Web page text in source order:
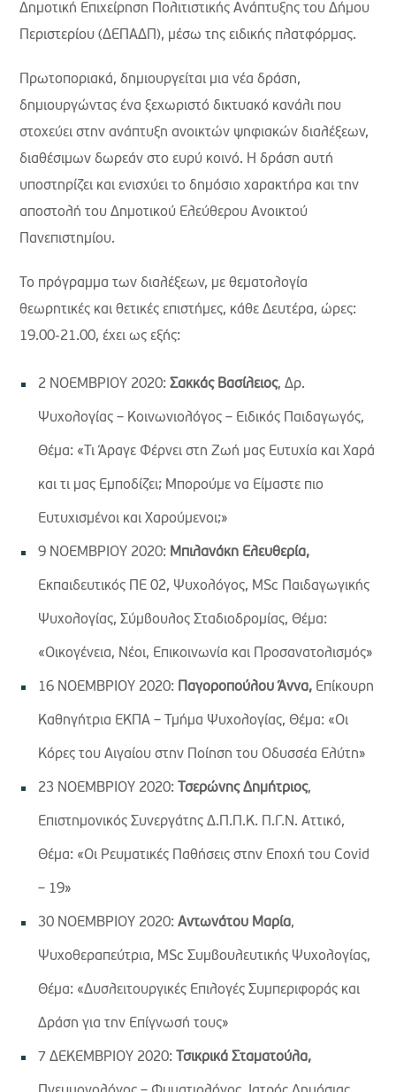
Δημοτική Επιχείρηση Πολιτιστικής Ανάπτυξης του Δήμου
Περιστερίου (ΔΕΠΑΔΠ), μέσω της ειδικής πλατφόρμας.
Πρωτοποριακά, δημιουργείται μια νέα δράση,
δημιουργώντας ένα ξεχωριστό δικτυακό κανάλι που
στοχεύει στην ανάπτυξη ανοικτών ψηφιακών διαλέξεων,
διαθέσιμων δωρεάν στο ευρύ κοινό. Η δράση αυτή
υποστηρίζει και ενισχύει το δημόσιο χαρακτήρα και την
αποστολή του Δημοτικού Ελεύθερου Ανοικτού
Πανεπιστημίου.
Το πρόγραμμα των διαλέξεων, με θεματολογία
θεωρητικές και θετικές επιστήμες, κάθε Δευτέρα, ώρες:
19.00-21.00, έχει ως εξής:
2 ΝΟΕΜΒΡΙΟΥ 2020:Σακκάς Βασίλειος, Δρ.
Ψυχολογίας – Κοινωνιολόγος – Ειδικός Παιδαγωγός,
Θέμα: «Τι Άραγε Φέρνει στη Ζωή μας Ευτυχία και Χαρά
και τι μας Εμποδίζει; Μπορούμε να Είμαστε πιο
Ευτυχισμένοι και Χαρούμενοι;»
9 ΝΟΕΜΒΡΙΟΥ 2020: Μπιλανάκη Ελευθερία,
Εκπαιδευτικός ΠΕ 02, Ψυχολόγος, MSc Παιδαγωγικής
Ψυχολογίας, Σύμβουλος Σταδιοδρομίας, Θέμα:
«Οικογένεια, Νέοι, Επικοινωνία και Προσανατολισμός»
16 ΝΟΕΜΒΡΙΟΥ 2020: Παγοροπούλου Άννα, Επίκουρη
Καθηγήτρια ΕΚΠΑ – Τμήμα Ψυχολογίας, Θέμα: «Οι
Κόρες του Αιγαίου στην Ποίηση του Οδυσσέα Ελύτη»
23 ΝΟΕΜΒΡΙΟΥ 2020: Τσερώνης Δημήτριος,
Επιστημονικός Συνεργάτης Δ.Π.Π.Κ. Π.Γ.Ν. Αττικό,
Θέμα: «Οι Ρευματικές Παθήσεις στην Εποχή του Covid
– 19»
30 ΝΟΕΜΒΡΙΟΥ 2020:Αντωνάτου Μαρία,
Ψυχοθεραπεύτρια, MSc Συμβουλευτικής Ψυχολογίας,
Θέμα: «Δυσλειτουργικές Επιλογές Συμπεριφοράς και
Δράση για την Επίγνωσή τους»
7 ΔΕΚΕΜΒΡΙΟΥ 2020: Τσικρικά Σταματούλα,